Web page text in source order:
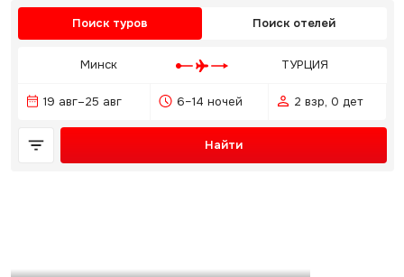
Поиск туров Поиск отелей
Минск ТУРЦИЯ
19 авг–25 авг 6–14 ночей 2 взр, 0 дет
Найти